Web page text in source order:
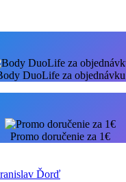
DuoLife za objednávku
Promo doručenie za 1€